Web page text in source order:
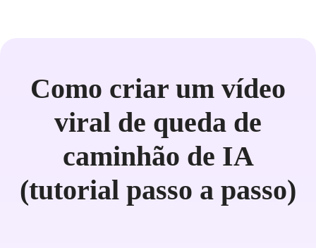
Como criar um vídeo
viral de queda de
caminhão de IA
(tutorial passo a passo)